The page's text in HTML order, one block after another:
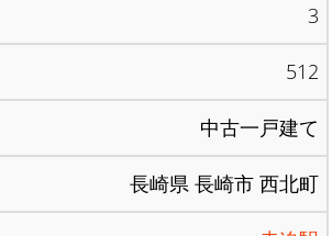
3
512
中古一戸建て
長崎県 長崎市 西北町